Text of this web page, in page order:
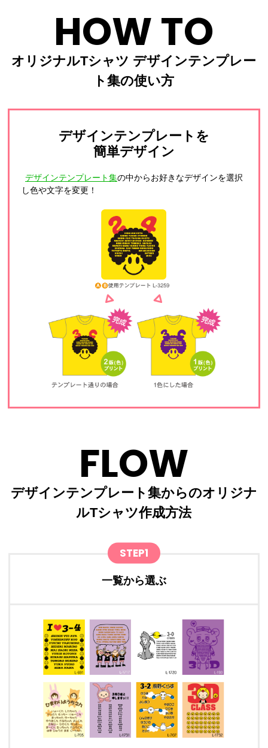
HOW TO
オリジナルTシャツ デザインテンプレー
ト集の使い方
デザインテンプレートを
簡単デザイン
デザインテンプレート集の中からお好きなデザインを選択
し色や文字を変更！
FLOW
デザインテンプレート集からのオリジナ
ルTシャツ作成方法
STEP1
一覧から選ぶ